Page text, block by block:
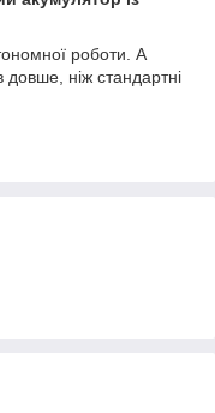
роботи. А
довше, ніж стандартні